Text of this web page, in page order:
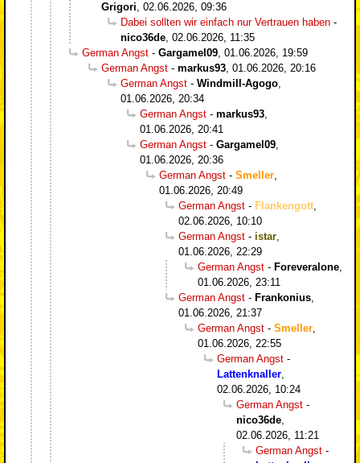
Grigori, 02.06.2026, 09:36
Dabei sollten wir einfach nur Vertrauen haben -
nico36de, 02.06.2026, 11:35
German Angst - Gargamel09, 01.06.2026, 19:59
German Angst - markus93, 01.06.2026, 20:16
German Angst - Windmill-Agogo,
01.06.2026, 20:34
German Angst - markus93,
01.06.2026, 20:41
German Angst - Gargamel09,
01.06.2026, 20:36
German Angst - Smeller,
01.06.2026, 20:49
German Angst - Flankengott,
02.06.2026, 10:10
German Angst - istar,
01.06.2026, 22:29
German Angst - Foreveralone,
01.06.2026, 23:11
German Angst - Frankonius,
01.06.2026, 21:37
German Angst - Smeller,
01.06.2026, 22:55
German Angst -
Lattenknaller,
02.06.2026, 10:24
German Angst -
nico36de,
02.06.2026, 11:21
German Angst -